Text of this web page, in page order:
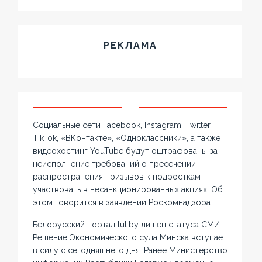
РЕКЛАМА
Социальные сети Facebook, Instagram, Twitter,
TikTok, «ВКонтакте», «Одноклассники», а также
видеохостинг YouTube будут оштрафованы за
неисполнение требований о пресечении
распространения призывов к подросткам
участвовать в несанкционированных акциях. Об
этом говорится в заявлении Роскомнадзора.
Белорусский портал tut.by лишен статуса СМИ.
Решение Экономического суда Минска вступает
в силу с сегодняшнего дня. Ранее Министерство